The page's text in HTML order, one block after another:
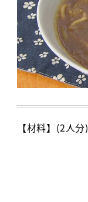
【材料】(2人分)